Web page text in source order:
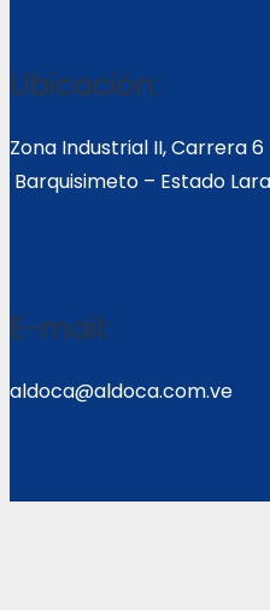
Ubicación:
Zona Industrial II, Carrera 6
Barquisimeto – Estado
E-mail:
aldoca@aldoca.com.ve